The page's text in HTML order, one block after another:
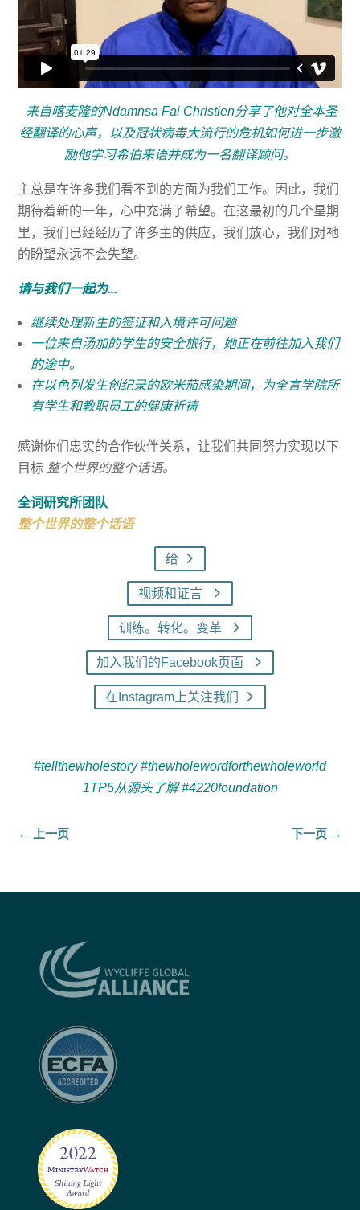
来自喀麦隆的Ndamnsa Fai Christien分享了他对全本圣
经翻译的心声，以及冠状病毒大流行的危机如何进一步激
励他学习希伯来语并成为一名翻译顾问。
主总是在许多我们看不到的方面为我们工作。因此，我们
期待着新的一年，心中充满了希望。在这最初的几个星期
里，我们已经经历了许多主的供应，我们放心，我们对祂
的盼望永远不会失望。
请与我们一起为...
继续处理新生的签证和入境许可问题
一位来自汤加的学生的安全旅行，她正在前往加入我们
的途中。
在以色列发生创纪录的欧米茄感染期间，为全言学院所
有学生和教职员工的健康祈祷
感谢你们忠实的合作伙伴关系，让我们共同努力实现以下
目标 整个世界的整个话语。
全词研究所团队
整个世界的整个话语
给
视频和证言
训练。转化。变革
加入我们的Facebook页面
在Instagram上关注我们
#tellthewholestory #thewholewordforthewholeworld
1TP5从源头了解 #4220foundation
← 上一页 下一页→